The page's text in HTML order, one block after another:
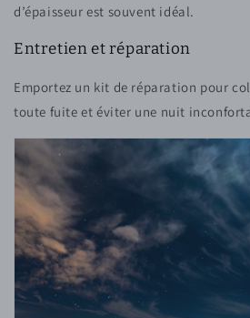
d’épaisseur est souvent idéal.
Entretien et réparation
Emportez un kit de réparation pour
toute fuite et éviter une nuit